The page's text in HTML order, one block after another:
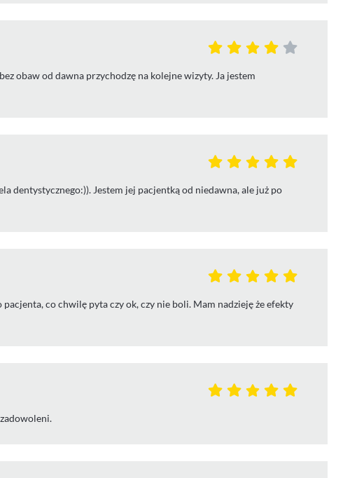
obaw od dawna przychodzę na kolejne wizyty. Ja jestem
dentystycznego:)). Jestem jej pacjentką od niedawna, ale już po
co chwilę pyta czy ok, czy nie boli. Mam nadzieję że efekty